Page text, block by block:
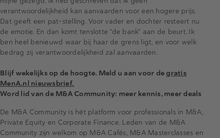
verantwoordelijkheid kan aanvaarden voor een hogere prijs.
Dat geeft een pat-stelling. Voor vader en dochter resteert nu
de emotie. En dan komt tenslotte “de bank” aan de beurt. Ik
ben heel benieuwd waar bij haar de grens ligt, en voor welk
bedrag zij verantwoordelijkheid zal aanvaarden.
Blijf wekelijks op de hoogte. Meld u aan voor degratis
MenA.nl nieuwsbrief.
Word lid van de M&A Community: meer kennis, meer deals
De M&A Community is hét platform voor professionals in M&A,
Private Equity en Corporate Finance. Leden van de M&A
Community zijn welkom op M&A Cafés, M&A Masterclasses en